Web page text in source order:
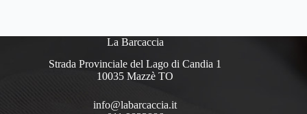
La Barcaccia
Strada Provinciale del Lago di Candia 1
10035 Mazzè TO
info@labarcaccia.it